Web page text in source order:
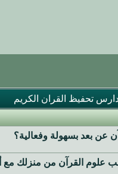
تحفيظ القران الكريم
عن بعد بسهولة وفعالية؟
علوم القرآن من منزلك مع